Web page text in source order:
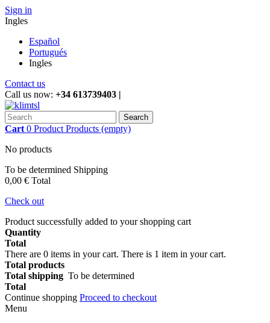
Sign in
Ingles
Español
Portugués
Ingles
Contact us
Call us now: +34 613739403 |
Search
Cart 0 Product Products (empty)
No products
To be determined Shipping
0,00 € Total
Check out
Product successfully added to your shopping cart
Quantity
Total
There are 0 items in your cart. There is 1 item in your cart.
Total products
Total shipping To be determined
Total
Continue shopping Proceed to checkout
Menu